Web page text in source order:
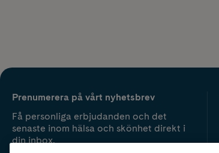
Prenumerera på vårt nyhetsbrev
Få personliga erbjudanden och det
senaste inom hälsa och skönhet direkt i
din inbox.